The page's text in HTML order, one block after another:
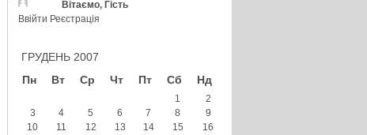
Вітаємо, Гість
Ввійти Реєстрація
ГРУДЕНЬ 2007
Пн
Вт Ср Чт Пт Сб Нд
1
2
3
4 5 6 7 8
9
10
11 12 13 14 15
16